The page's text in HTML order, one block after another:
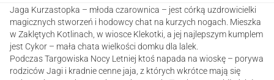
Jaga Kurzastopka – młoda czarownica – jest córką uzdrowicielki
magicznych stworzeń i hodowcy chat na kurzych nogach. Mieszka
w Zaklętych Kotlinach, w wiosce Klekotki, a jej najlepszym kumplem
jest Cykor – mała chata wielkości domku dla lalek.
Podczas Targowiska Nocy Letniej ktoś napada na wioskę – porywa
rodziców Jagi i kradnie cenne jaja, z których wkrótce mają się